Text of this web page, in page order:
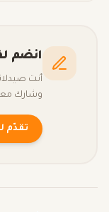
انضم
أنت
وشارك
تقدّم